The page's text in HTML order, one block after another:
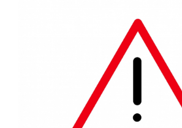
EINSÄTZE